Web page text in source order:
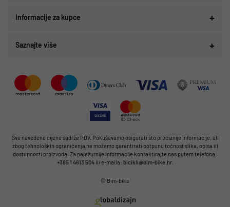
Informacije za kupce
Saznajte više
Sve navedene cijene sadrže PDV. Pokušavamo osigurati što preciznije informacije, ali
zbog tehnoloških ograničenja ne možemo garantirati potpunu točnost slika, opisa ili
dostupnosti proizvoda. Za najažurnije informacije kontaktirajte nas putem telefona:
+385 1 4613 504ili e-maila: bicikli@bim-bike.hr.
© Bim-bike